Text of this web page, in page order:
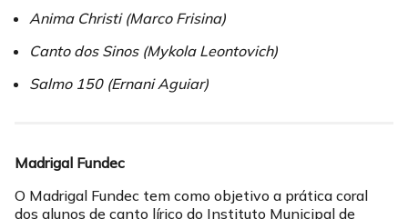
Anima Christi (Marco Frisina)
Canto dos Sinos (Mykola Leontovich)
Salmo 150 (Ernani Aguiar)
Madrigal Fundec
O Madrigal Fundec tem como objetivo a prática coral
dos alunos de canto lírico do Instituto Municipal de